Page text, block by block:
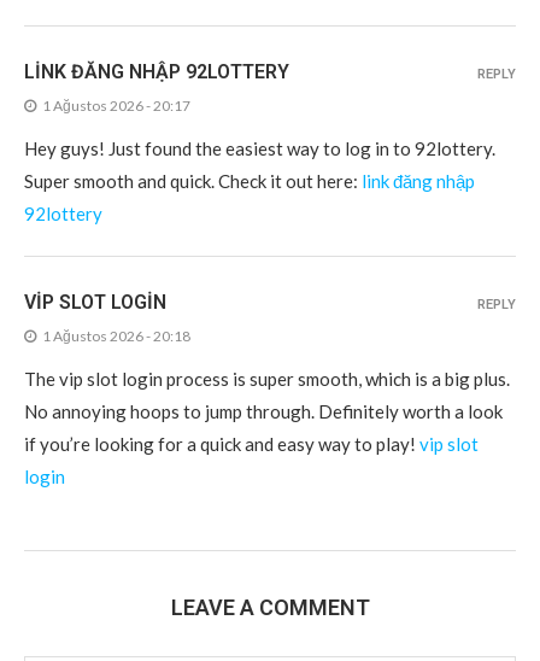
LINK ĐĂNG NHẬP 92LOTTERY
1 Ağustos 2026 - 20:17
Hey guys! Just found the easiest way to log in to 92lottery.
Super smooth and quick. Check it out here: link đăng nhập
92lottery
REPLY
VIP SLOT LOGIN
1 Ağustos 2026 - 20:18
The vip slot login process is super smooth, which is a big plus.
No annoying hoops to jump through. Definitely worth a look
if you’re looking for a quick and easy way to play! vip slot
login
REPLY
LEAVE A COMMENT